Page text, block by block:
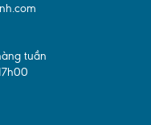
tuần